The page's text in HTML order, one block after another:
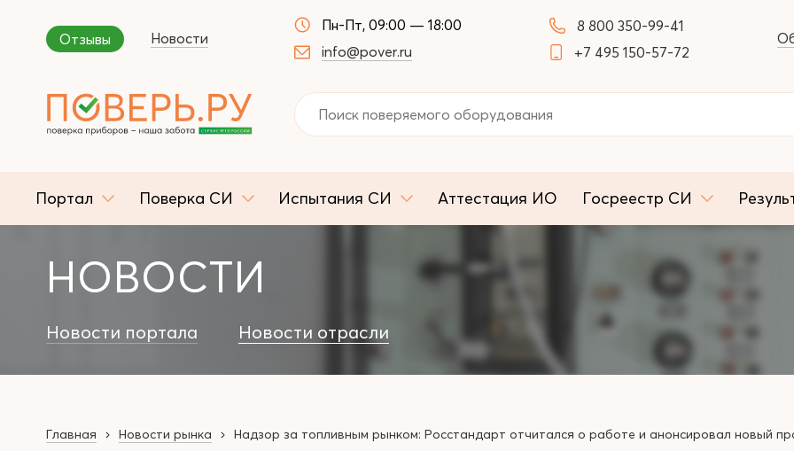
Отзывы Новости
Пн-Пт, 09:00 — 18:00
info@pover.ru
8 800 350-99-41
+7 495 150-57-72
Портал Поверка СИ Испытания СИ Аттестация ИО Госреестр СИ
НОВОСТИ
Новости портала Новости отрасли
Главная Новости рынка Надзор за топливным рынком: Росстандарт отчитался о работе и анонсировал новый